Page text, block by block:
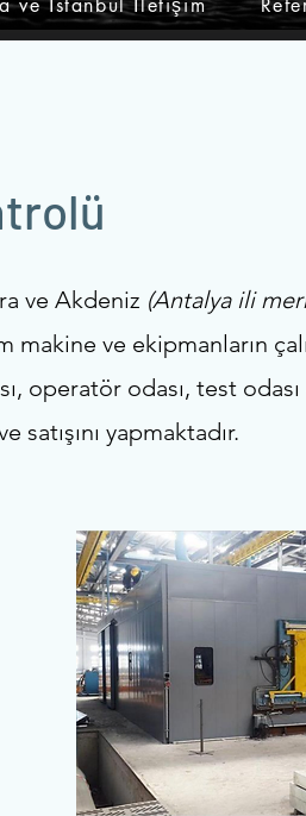
ve İstanbul İletişim
ve Akdeniz (Antalya ili
ve ekipmanların
operatör odası, test
yapmaktadır.